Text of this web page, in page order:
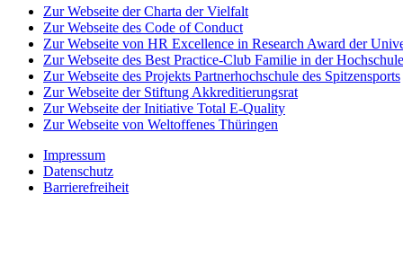
Zur Webseite der Charta der Vielfalt
Zur Webseite des Code of Conduct
Zur Webseite von HR Excellence in Research Award der
Zur Webseite des Best Practice-Club Familie in der Hochschule
Zur Webseite des Projekts Partnerhochschule des Spitzensports
Zur Webseite der Stiftung Akkreditierungsrat
Zur Webseite der Initiative Total E-Quality
Zur Webseite von Weltoffenes Thüringen
Impressum
Datenschutz
Barrierefreiheit